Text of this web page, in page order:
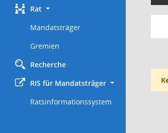
Rat
Mandatsträger
Gremien
Recherche
RIS für Mandatsträger
Ratsinformationssystem